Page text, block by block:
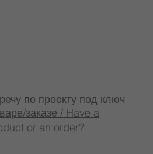
заказе / Have a
or an order?
по проекту под ключ